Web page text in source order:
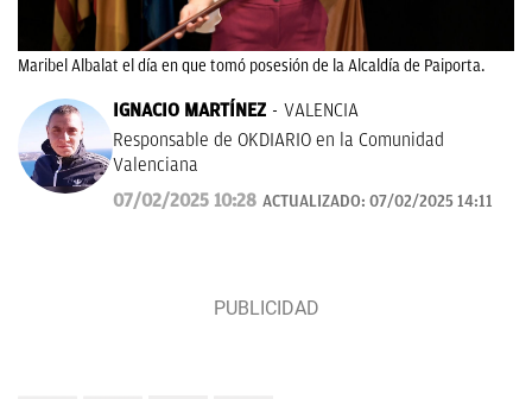
Maribel Albalat el día en que tomó posesión de la Alcaldía de Paiporta.
IGNACIO MARTÍNEZ
VALENCIA
Responsable de OKDIARIO en la Comunidad
Valenciana
07/02/2025 10:28 ACTUALIZADO: 07/02/2025 14:11